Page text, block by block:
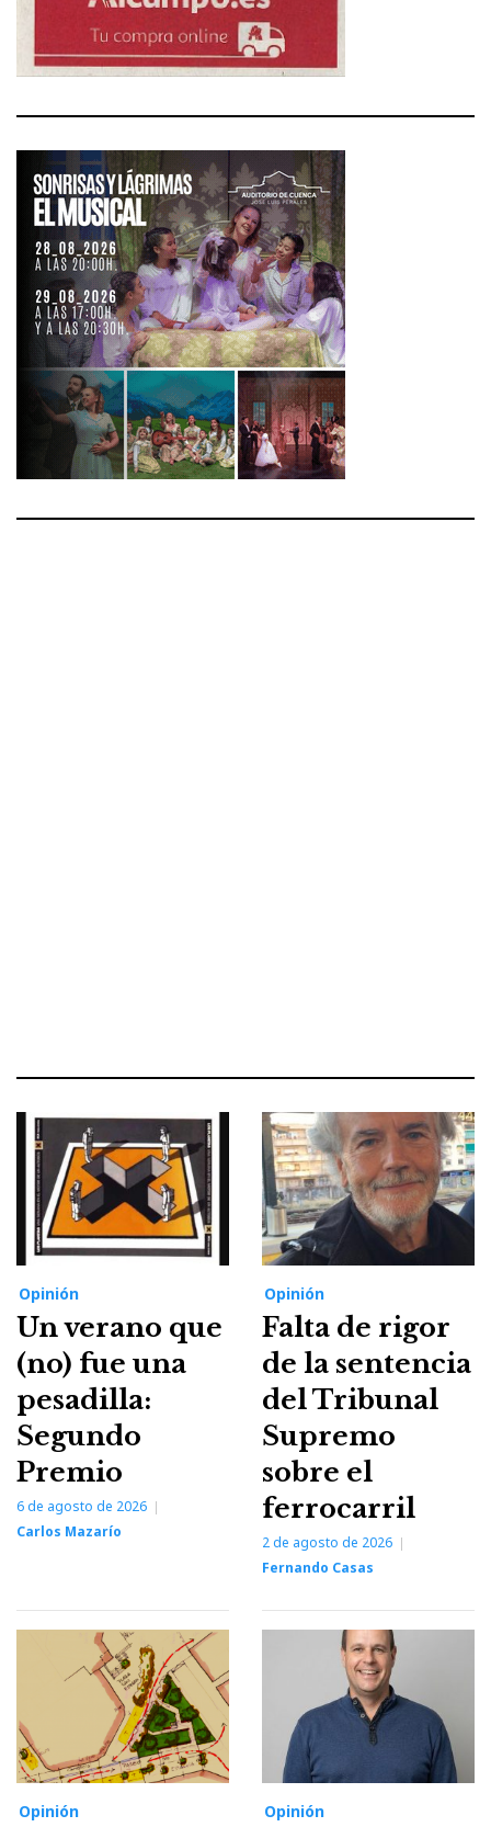
Opinión
Un verano que
(no) fue una
pesadilla:
Segundo
Premio
6 de agosto de 2026
Carlos Mazarío
Opinión
Falta de rigor
de la sentencia
del Tribunal
Supremo
sobre el
ferrocarril
2 de agosto de 2026
Fernando Casas
Opinión Opinión